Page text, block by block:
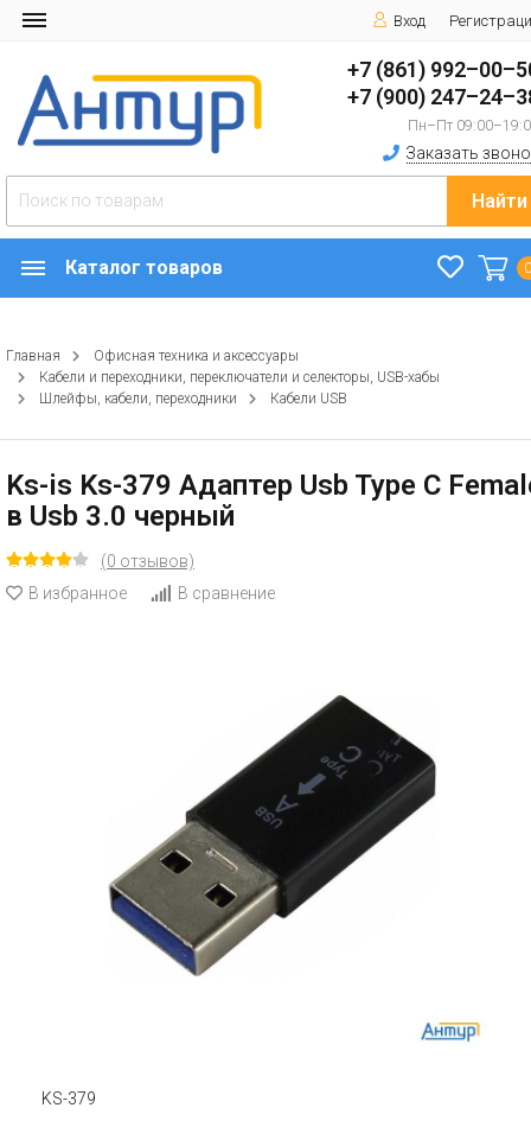
Вход
+7 (861)
+7 (900)
Пн–Пт
Заказать
Найти
Каталог товаров
Главная
Офисная техника и аксессуары
Кабели и переходники, переключатели и селекторы, USB-хабы
Шлейфы, кабели, переходники
Кабели USB
Ks-is Ks-379 Адаптер Usb Type C
в Usb 3.0 черный
(0 отзывов)
В избранное
В сравнение
KS-379